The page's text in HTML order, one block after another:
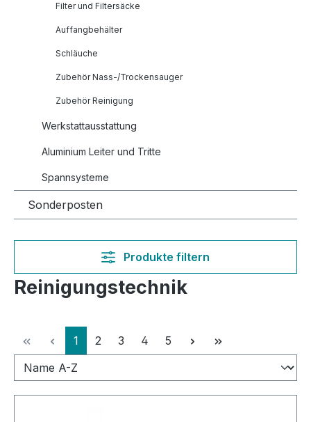
Filter und Filtersäcke
Auffangbehälter
Schläuche
Zubehör Nass-/Trockensauger
Zubehör Reinigung
Werkstattausstattung
Aluminium Leiter und Tritte
Spannsysteme
Sonderposten
Produkte filtern
Reinigungstechnik
Seite
1 Seite
2 Seite
3 Seite
4 Seite
5